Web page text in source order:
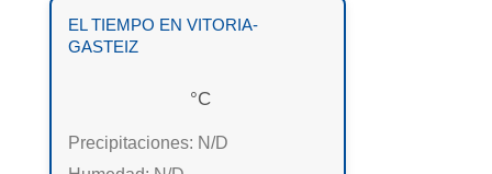
EL TIEMPO EN VITORIA-
GASTEIZ
°C
Precipitaciones: N/D